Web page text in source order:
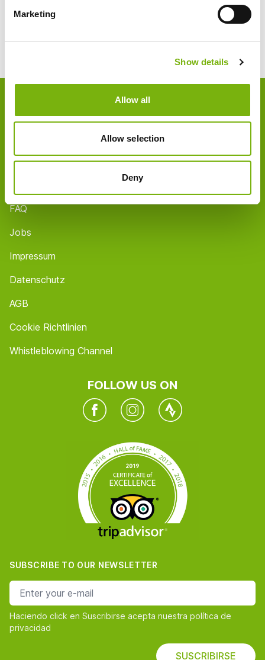
Marketing
Show details
Allow all
Allow selection
Deny
Footer
Über uns
Shops / Öffnungszeiten
FAQ
Jobs
Impressum
Datenschutz
AGB
Cookie Richtlinien
Whistleblowing Channel
FOLLOW US ON
FacebookInstagramTwitter
SUBSCRIBE TO OUR NEWSLETTER
e-mail address
Haciendo click en Suscribirse acepta nuestra política de
privacidad
SUSCRIBIRSE